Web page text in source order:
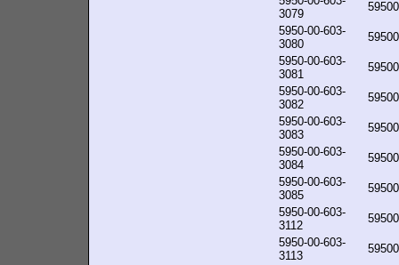
3079
5950-00-603-
3080
5950-00-603-
3081
5950-00-603-
3082
5950-00-603-
3083
5950-00-603-
3084
5950-00-603-
3085
5950-00-603-
3112
5950-00-603-
3113